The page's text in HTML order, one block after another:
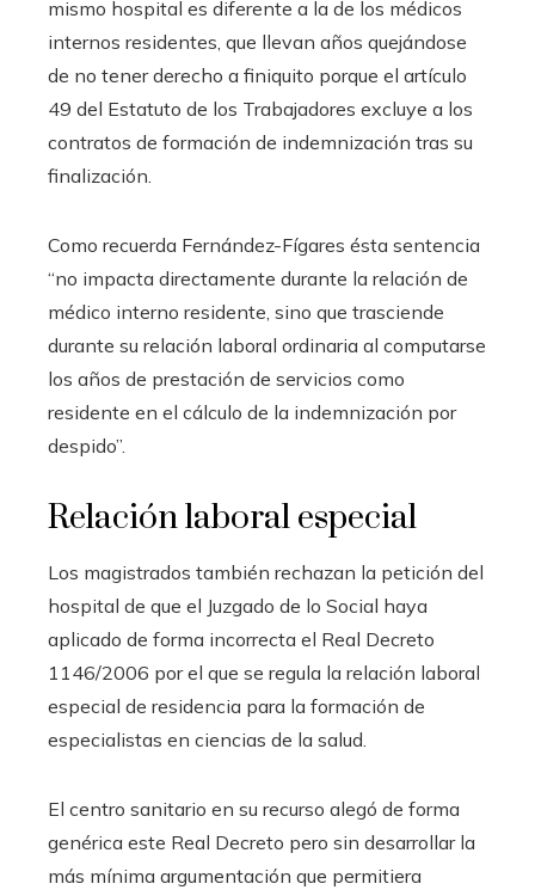
mismo hospital es diferente a la de los médicos
internos residentes, que llevan años quejándose
de no tener derecho a finiquito porque el artículo
49 del Estatuto de los Trabajadores excluye a los
contratos de formación de indemnización tras su
finalización.
Como recuerda Fernández-Fígares ésta sentencia
“no impacta directamente durante la relación de
médico interno residente, sino que trasciende
durante su relación laboral ordinaria al computarse
los años de prestación de servicios como
residente en el cálculo de la indemnización por
despido”.
Relación laboral especial
Los magistrados también rechazan la petición del
hospital de que el Juzgado de lo Social haya
aplicado de forma incorrecta el Real Decreto
1146/2006 por el que se regula la relación laboral
especial de residencia para la formación de
especialistas en ciencias de la salud.
El centro sanitario en su recurso alegó de forma
genérica este Real Decreto pero sin desarrollar la
más mínima argumentación que permitiera